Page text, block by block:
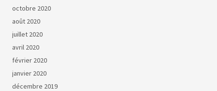
octobre 2020
août 2020
juillet 2020
avril 2020
février 2020
janvier 2020
décembre 2019